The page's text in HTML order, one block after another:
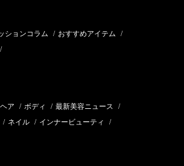
ションコラム / おすすめアイテム /
/
ヘア / ボディ / 最新美容ニュース /
/ ネイル / インナービューティ /